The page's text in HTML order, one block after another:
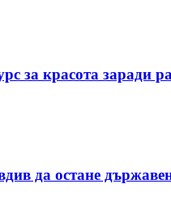
за красота заради
да остане